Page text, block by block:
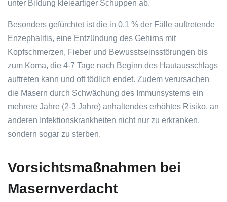
unter Bildung kleieartiger Schuppen ab.
Besonders gefürchtet ist die in 0,1 % der Fälle auftretende
Enzephalitis, eine Entzündung des Gehirns mit
Kopfschmerzen, Fieber und Bewusstseinsstörungen bis
zum Koma, die 4-7 Tage nach Beginn des Hautausschlags
auftreten kann und oft tödlich endet. Zudem verursachen
die Masern durch Schwächung des Immunsystems ein
mehrere Jahre (2-3 Jahre) anhaltendes erhöhtes Risiko, an
anderen Infektionskrankheiten nicht nur zu erkranken,
sondern sogar zu sterben.
Vorsichtsmaßnahmen bei
Masernverdacht